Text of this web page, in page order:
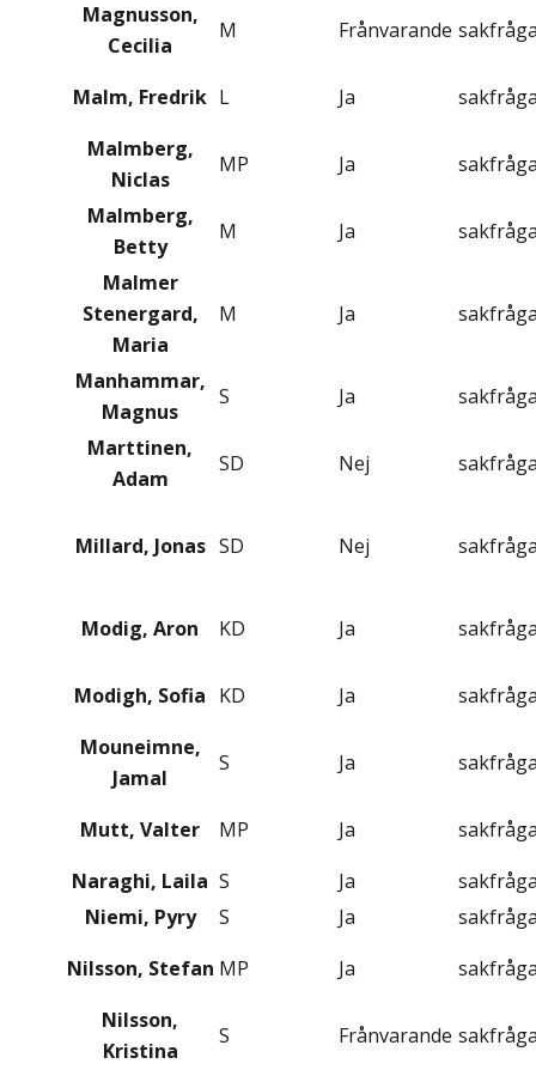
Magnusson,
Cecilia
M Frånvarande
Malm, Fredrik L Ja
Malmberg,
Niclas
MP Ja
Malmberg,
Betty
M Ja
Malmer
Stenergard,
Maria
M Ja
Manhammar,
Magnus
S Ja
Marttinen,
Adam
SD Nej
Millard, Jonas SD Nej
Modig, Aron KD Ja
Modigh, Sofia KD Ja
Mouneimne,
Jamal
S Ja
Mutt, Valter MP Ja
Naraghi, Laila S Ja
Niemi, Pyry
S Ja
Nilsson, Stefan MP Ja
Nilsson,
Kristina
S Frånvarande